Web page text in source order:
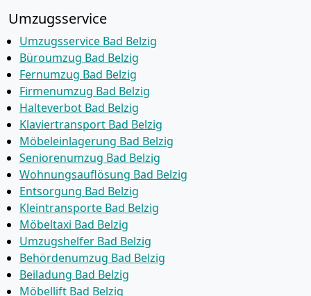
Umzugsservice
Umzugsservice Bad Belzig
Büroumzug Bad Belzig
Fernumzug Bad Belzig
Firmenumzug Bad Belzig
Halteverbot Bad Belzig
Klaviertransport Bad Belzig
Möbeleinlagerung Bad Belzig
Seniorenumzug Bad Belzig
Wohnungsauflösung Bad Belzig
Entsorgung Bad Belzig
Kleintransporte Bad Belzig
Möbeltaxi Bad Belzig
Umzugshelfer Bad Belzig
Behördenumzug Bad Belzig
Beiladung Bad Belzig
Möbellift Bad Belzig